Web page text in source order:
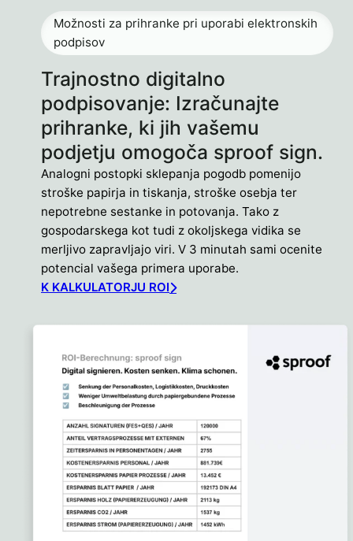
Trajnostno digitalno
podpisovanje: Izračunajte
prihranke, ki jih vašemu
podjetju omogoča sproof sign.
Možnosti za prihranke pri uporabi elektronskih
podpisov
Analogni postopki sklepanja pogodb pomenijo
stroške papirja in tiskanja, stroške osebja ter
nepotrebne sestanke in potovanja. Tako z
gospodarskega kot tudi z okoljskega vidika se
merljivo zapravljajo viri. V 3 minutah sami ocenite
potencial vašega primera uporabe.
K KALKULATORJU ROI